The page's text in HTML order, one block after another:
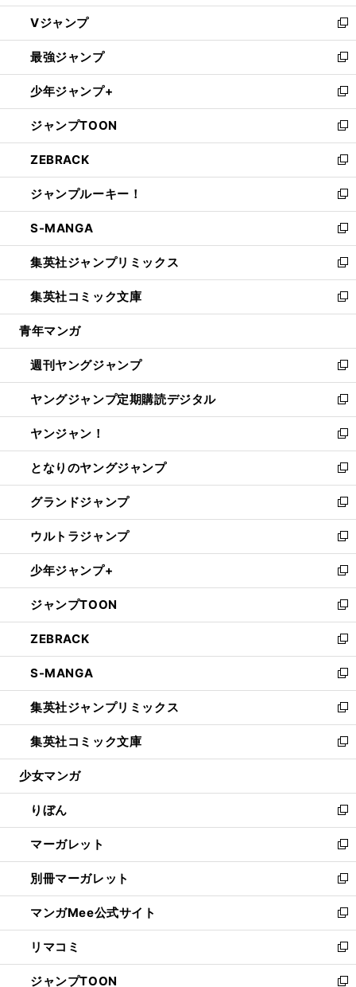
ウ
ィ
ン
ド
ウ
で
開
く
し
い
ウ
ィ
ン
ド
ウ
で
開
く
Vジャンプ
新
し
い
ウ
ィ
ン
ド
ウ
で
開
く
最強ジャンプ
新
し
い
ウ
ィ
ン
ド
ウ
で
開
く
少年ジャンプ+
新
し
い
ウ
ィ
ン
ド
ウ
で
開
く
ジャンプTOON
新
し
い
ウ
ィ
ン
ド
ウ
で
開
く
ZEBRACK
新
し
い
ウ
ィ
ン
ド
ウ
で
開
ジャンプルーキー！
新
し
い
ウ
ィ
ン
ド
ウ
開
く
S-MANGA
新
し
い
ウ
ィ
ン
ウ
で
開
く
集英社ジャンプリミックス
新
し
い
ウ
ン
ド
ウ
で
開
く
集英社コミック文庫
新
し
ウ
ィ
ン
ド
ウ
で
開
く
青年マンガ
週刊ヤングジャンプ
新
し
い
ウ
ィ
ン
ド
ウ
で
開
く
ヤングジャンプ定期購読デジタル
新
し
い
ウ
ィ
ン
ド
ウ
で
開
く
ヤンジャン！
新
し
い
ウ
ィ
ン
ド
ウ
で
開
く
となりのヤングジャンプ
新
し
い
ウ
ィ
ン
ド
ウ
で
開
く
グランドジャンプ
新
し
い
ウ
ィ
ン
ド
ウ
で
開
く
ウルトラジャンプ
新
し
い
ウ
ィ
ン
ド
ウ
で
開
く
少年ジャンプ+
新
し
い
ウ
ィ
ン
ド
ウ
で
開
く
ジャンプTOON
新
し
い
ウ
ィ
ン
ド
ウ
で
開
ZEBRACK
新
し
い
ウ
ィ
ン
ド
ウ
開
く
S-MANGA
新
し
い
ウ
ィ
ン
ウ
で
開
く
集英社ジャンプリミックス
新
し
い
ウ
ン
ド
ウ
で
開
く
集英社コミック文庫
新
し
ウ
ィ
ン
ド
ウ
で
開
く
少女マンガ
りぼん
新
し
い
ウ
ィ
ン
ド
ウ
で
開
く
マーガレット
新
し
い
ウ
ィ
ン
ド
ウ
で
別冊マーガレット
新
し
い
ウ
ィ
ン
ド
マンガMee公式サイト
新
し
い
ウ
ィ
リマコミ
新
し
い
ジャンプTOON